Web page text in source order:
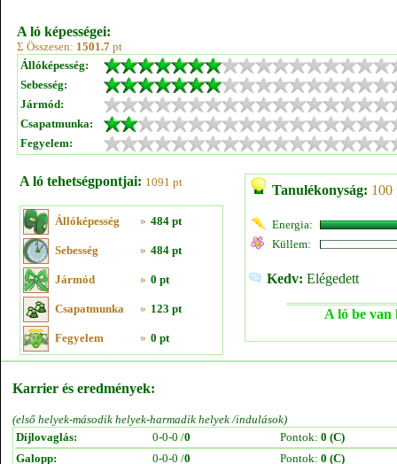
A ló képességei:
Σ Összesen: 1501.7 pt
Állóképesség:
Sebesség:
Jármód:
Csapatmunka:
Fegyelem:
A ló tehetségpontjai: 1091 pt
Állóképesség » 484 pt
Sebesség » 484 pt
Jármód » 0 pt
Csapatmunka » 123 pt
Fegyelem » 0 pt
Tanulékonyság: 100
Energia:
Küllem:
Kedv: Elégedett
A ló be van
Karrier és eredmények:
(első helyek-második helyek-harmadik helyek /indulások)
Díjlovaglás:
0-0-0 /0 Pontok: 0 (C)
Galopp:
0-0-0 /0 Pontok: 0 (C)